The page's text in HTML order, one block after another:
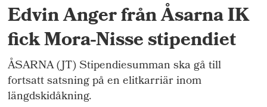
Edvin Anger från Åsarna IK
fick Mora-Nisse stipendiet
ÅSARNA (JT) Stipendiesumman ska gå till
fortsatt satsning på en elitkarriär inom
längdskidåkning.